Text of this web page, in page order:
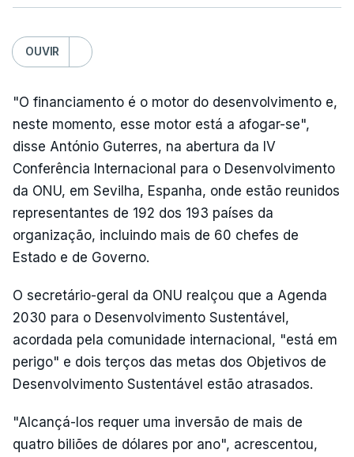
OUVIR
"O financiamento é o motor do desenvolvimento e,
neste momento, esse motor está a afogar-se",
disse António Guterres, na abertura da IV
Conferência Internacional para o Desenvolvimento
da ONU, em Sevilha, Espanha, onde estão reunidos
representantes de 192 dos 193 países da
organização, incluindo mais de 60 chefes de
Estado e de Governo.
O secretário-geral da ONU realçou que a Agenda
2030 para o Desenvolvimento Sustentável,
acordada pela comunidade internacional, "está em
perigo" e dois terços das metas dos Objetivos de
Desenvolvimento Sustentável estão atrasados.
"Alcançá-los requer uma inversão de mais de
quatro biliões de dólares por ano", acrescentou,